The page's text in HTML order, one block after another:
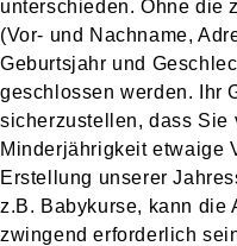
unterschieden. Ohne die
(Vor- und Nachname,
Geburtsjahr und
geschlossen werden. Ihr
sicherzustellen, dass Sie
Minderjährigkeit etwaige
Erstellung unserer
z.B. Babykurse, kann die
zwingend erforderlich